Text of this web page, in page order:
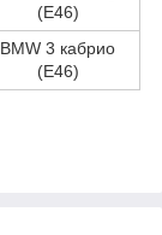
(E46)
BMW 3 кабрио
(E46)